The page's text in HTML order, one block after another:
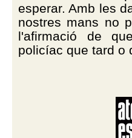
esperar. Amb les
nostres mans no
l'afirmació de
policíac que tard o